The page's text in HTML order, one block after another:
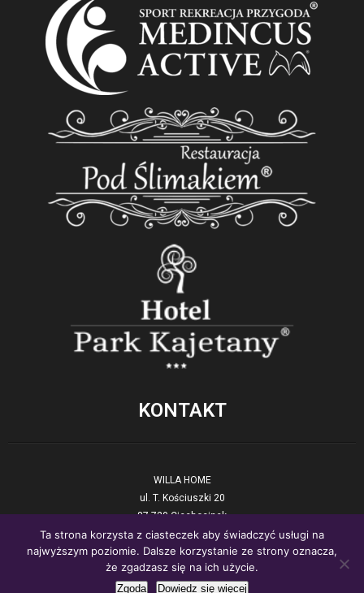
KONTAKT
WILLA HOME
ul. T. Kościuszki 20
87-720 Ciechocinek
tel. +48 54 423 17 90
E-mail:recepcja@willahome.pl
www:.willahome.pl
Ta strona korzysta z ciasteczek aby świadczyć usługi na
najwyższym poziomie. Dalsze korzystanie ze strony oznacza,
że zgadzasz się na ich użycie.
Zgoda Dowiedz się więcej